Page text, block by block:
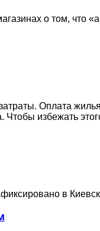
о том, что
Оплата
избежать
в